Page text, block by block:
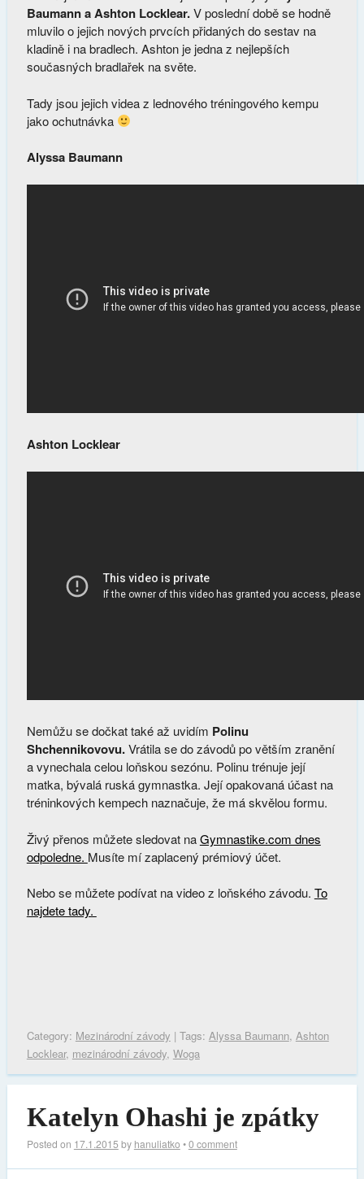
Baumann a Ashton Locklear.V poslední době se hodně
mluvilo o jejich nových prvcích přidaných do sestav na
kladině i na bradlech. Ashton je jedna z nejlepších
současných bradlařek na světe.
Tady jsou jejich videa z lednového tréningového kempu
jako ochutnávka
Alyssa Baumann
Ashton Locklear
Nemůžu se dočkat také až uvidím Polinu
Shchennikovovu.Vrátila se do závodů po větším zranění
a vynechala celou loňskou sezónu. Polinu trénuje její
matka, bývalá ruská gymnastka. Její opakovaná účast na
tréninkových kempech naznačuje, že má skvělou formu.
Živý přenos můžete sledovat naGymnastike.com dnes
odpoledne. Musíte mí zaplacený prémiový účet.
Nebo se můžete podívat na video z loňského závodu. To
najdete tady.
Category: Mezinárodní závody | Tags: Alyssa Baumann, Ashton
Locklear, mezinárodní závody, Woga
Katelyn Ohashi je zpátky
Posted on 17.1.2015 by hanuliatko •0 comment